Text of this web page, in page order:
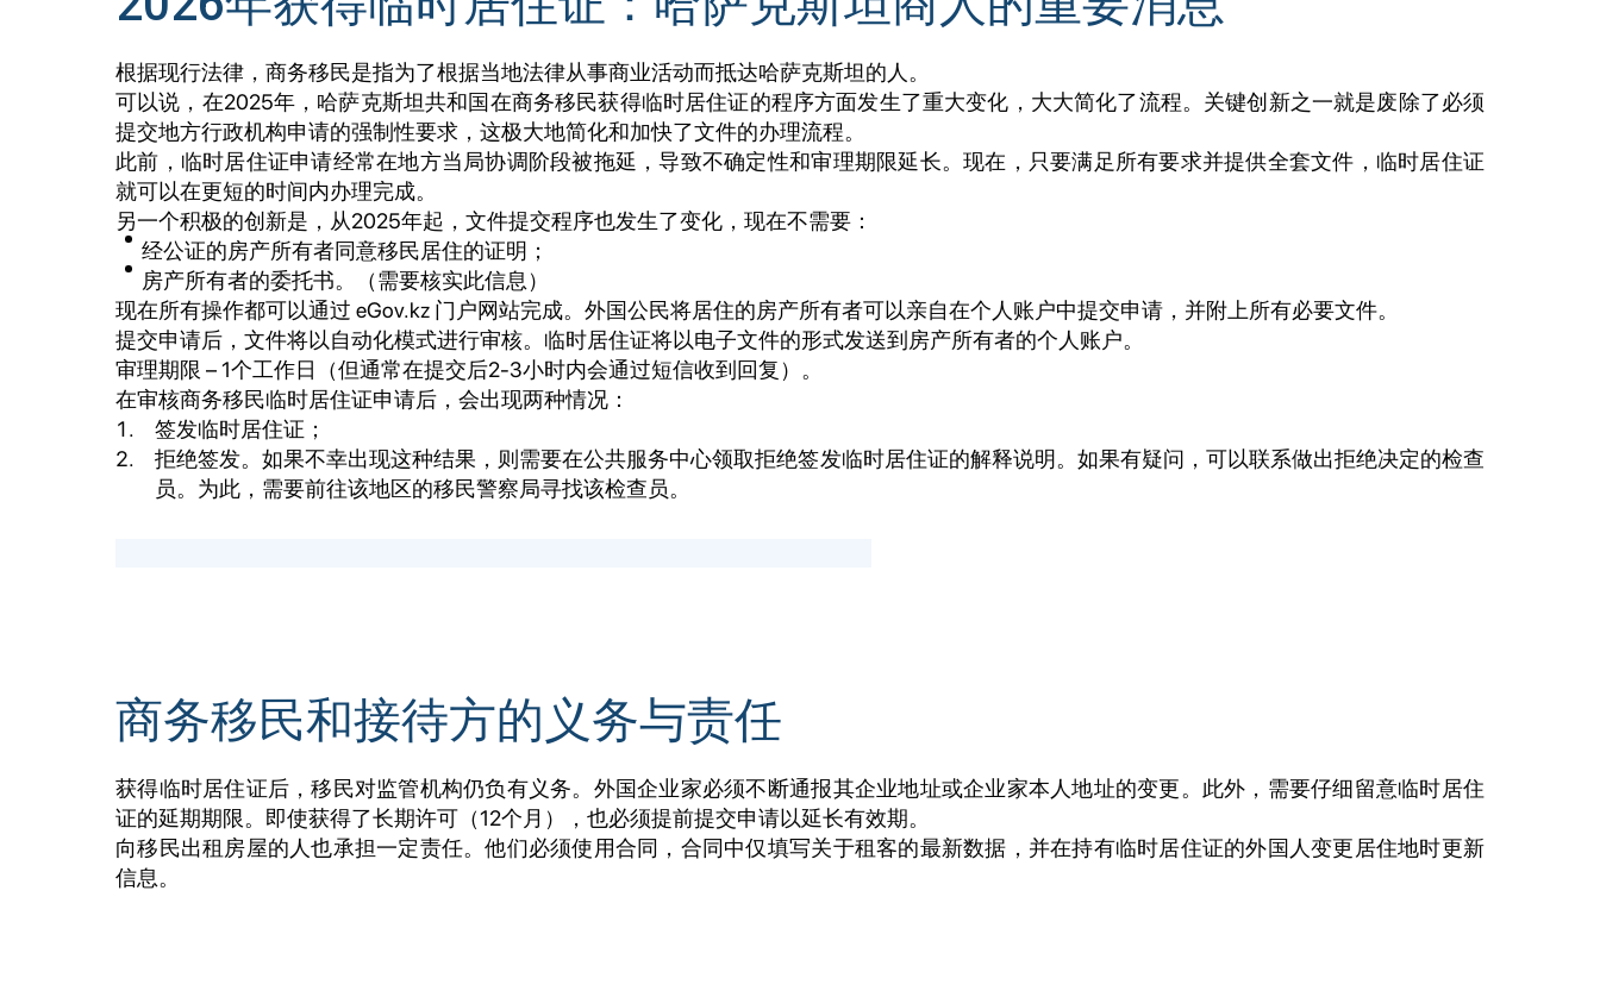
根据现行法律，商务移民是指为了根据当地法律从事商业活动而抵达哈萨克斯坦的人。
可以说，在2025年，哈萨克斯坦共和国在商务移民获得临时居住证的程序方面发生了重大变化，大大简化了流程。关键创新之一就是废除了必须
提交地方行政机构申请的强制性要求，这极大地简化和加快了文件的办理流程。
此前，临时居住证申请经常在地方当局协调阶段被拖延，导致不确定性和审理期限延长。现在，只要满足所有要求并提供全套文件，临时居住证
就可以在更短的时间内办理完成。
另一个积极的创新是，从2025年起，文件提交程序也发生了变化，现在不需要：
经公证的房产所有者同意移民居住的证明；
房产所有者的委托书。（需要核实此信息）
现在所有操作都可以通过 eGov.kz 门户网站完成。外国公民将居住的房产所有者可以亲自在个人账户中提交申请，并附上所有必要文件。
提交申请后，文件将以自动化模式进行审核。临时居住证将以电子文件的形式发送到房产所有者的个人账户。
审理期限 – 1个工作日（但通常在提交后2-3小时内会通过短信收到回复）。
在审核商务移民临时居住证申请后，会出现两种情况：
签发临时居住证；
拒绝签发。如果不幸出现这种结果，则需要在公共服务中心领取拒绝签发临时居住证的解释说明。如果有疑问，可以联系做出拒绝决定的检查
员。为此，需要前往该地区的移民警察局寻找该检查员。
商务移民和接待方的义务与责任
获得临时居住证后，移民对监管机构仍负有义务。外国企业家必须不断通报其企业地址或企业家本人地址的变更。此外，需要仔细留意临时居住
证的延期期限。即使获得了长期许可（12个月），也必须提前提交申请以延长有效期。
向移民出租房屋的人也承担一定责任。他们必须使用合同，合同中仅填写关于租客的最新数据，并在持有临时居住证的外国人变更居住地时更新
信息。